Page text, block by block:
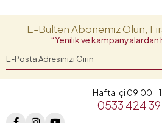
E-Bülten Abonemiz Olun,
“Yenilik ve kampanyalardan
Hafta içi 09:00 -
0533 424 39